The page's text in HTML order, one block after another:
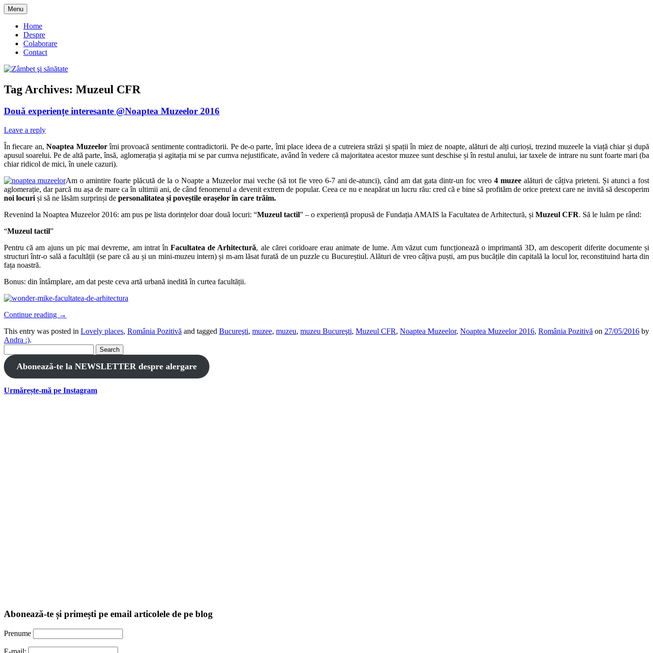
Skip
to
content
Zâmbet şi sănătate
Menu
Home
Despre
Colaborare
Contact
Tag Archives: Muzeul CFR
Două experiențe interesante @Noaptea Muzeelor 2016
Leave a reply
În fiecare an,Noaptea Muzeelorîmi provoacă sentimente contradictorii. Pe de-o parte, îmi place ideea de a cutreiera străzi și spații în miez de noapte, alături de alți curioși, trezind muzeele la viață chiar și după
apusul soarelui. Pe de altă parte, însă, aglomerația și agitația mi se par cumva nejustificate, având în vedere că majoritatea acestor muzee sunt deschise și în restul anului, iar taxele de intrare nu sunt foarte mari (ba
chiar ridicol de mici, în unele cazuri).
Am o amintire foarte plăcută de la o Noapte a Muzeelor mai veche (să tot fie vreo 6-7 ani de-atunci), când am dat gata dintr-un foc vreo4 muzee alături de câțiva prieteni. Și atunci a fost
aglomerație, dar parcă nu așa de mare ca în ultimii ani, de când fenomenul a devenit extrem de popular. Ceea ce nu e neapărat un lucru rău: cred că e bine să profităm de orice pretext care ne invită să descoperim
noi locuri și să ne lăsăm surprinși de personalitatea și poveștile orașelor în care trăim.
Revenind la Noaptea Muzeelor 2016: am pus pe lista dorințelor doar două locuri: “Muzeul tactil” – o experiență propusă de Fundația AMAIS la Facultatea de Arhitectură, și Muzeul CFR. Să le luăm pe rând:
“Muzeul tactil”
Pentru că am ajuns un pic mai devreme, am intrat înFacultatea de Arhitectură, ale cărei coridoare erau animate de lume. Am văzut cum funcționează o imprimantă 3D, am descoperit diferite documente și
structuri într-o sală a facultății (se pare că au și un mini-muzeu intern) și m-am lăsat furată de un puzzle cu Bucureștiul. Alături de vreo câțiva puști, am pus bucățile din capitală la locul lor, reconstituind harta din
fața noastră.
Bonus: din întâmplare, am dat peste ceva artă urbană inedită în curtea facultății.
Continue reading →
This entry was posted in Lovely places, România Pozitivă and tagged Bucureşti, muzee, muzeu, muzeu Bucureşti, Muzeul CFR, Noaptea Muzeelor, Noaptea Muzeelor 2016, România Pozitivă on 27/05/2016 by
Andra :).
for:
Abonează-te la NEWSLETTER despre alergare
Urmărește-mă pe Instagram
Abonează-te și primești pe email articolele de pe blog
Prenume
E-mail: